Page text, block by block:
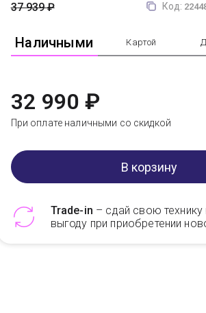
Код:
Наличными Картой
37 939 ₽
32 990 ₽
При оплате наличными со скидкой
В корзину
Trade-in – сдай свою технику
выгоду при приобретении